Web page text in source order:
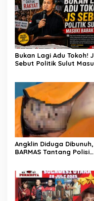
Bukan Lagi Adu Tokoh!
Sebut Politik Sulut
Angklin Diduga Dibunuh,
BARMAS Tantang Polisi